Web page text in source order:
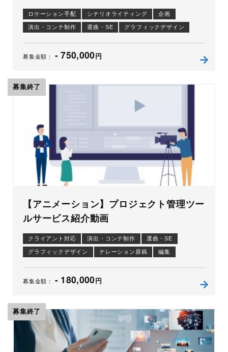
ロケーション手配 シナリオライティング 企画
演出・コンテ制作 選曲・SE グラフィックデザイン
撮影（ムービー） 編集
募集金額： - 750,000円
募集終了
【アニメーション】プロジェクト管理ツー
ルサービス紹介動画
クライアント対応 演出・コンテ制作 選曲・SE
グラフィックデザイン ナレーション原稿 編集
募集金額： - 180,000円
募集終了